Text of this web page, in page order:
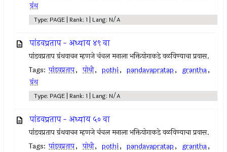
ग्रंथ
Type: PAGE | Rank: 1 | Lang: N/A
पांडवप्रताप - अध्याय ४९ वा
पांडवप्रताप ग्रंथवाचन म्हणजे चंचल मनाला भक्तियोगाकडे वळविण्याचा प्रवास.
Tags: पांडवप्रताप, पोथी, pothi, pandavapratap, grantha,
ग्रंथ
Type: PAGE | Rank: 1 | Lang: N/A
पांडवप्रताप - अध्याय ५० वा
पांडवप्रताप ग्रंथवाचन म्हणजे चंचल मनाला भक्तियोगाकडे वळविण्याचा प्रवास.
Tags: पांडवप्रताप, पोथी, pothi, pandavapratap, grantha,